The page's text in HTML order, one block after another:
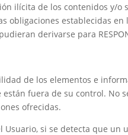
ilícita de los contenidos y/o
establecidas en
derivarse para
de los elementos e
fuera de su control. No
ofrecidas.
si se detecta que un